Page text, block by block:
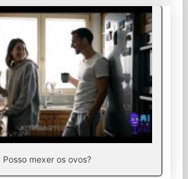
Posso mexer os ovos?